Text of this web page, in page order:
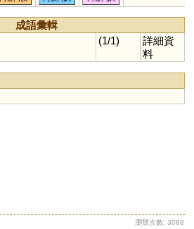
成語彙輯
(1/1)
詳細資
料
瀏覽次數: 3088